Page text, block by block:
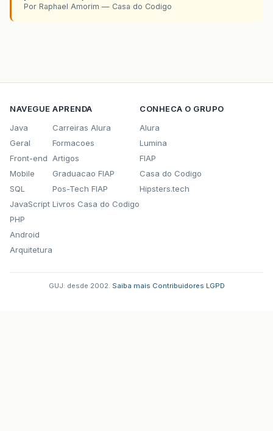
Por Raphael Amorim — Casa do Codigo
NAVEGUE
Java
Geral
Front-end
Mobile
SQL
JavaScript
PHP
Android
Arquitetura
APRENDA
Carreiras Alura
Formacoes
Artigos
Graduacao FIAP
Pos-Tech FIAP
Livros Casa do Codigo
CONHECA O GRUPO
Alura
Lumina
FIAP
Casa do Codigo
Hipsters.tech
GUJ: desde 2002. Saiba mais Contribuidores LGPD